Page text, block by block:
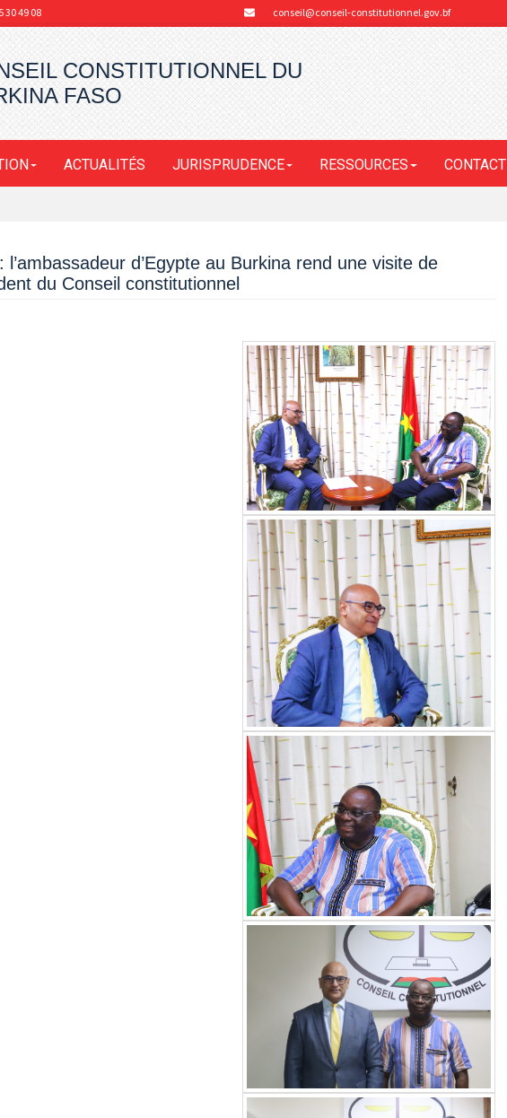
30 49 08 conseil@conseil-constitutionnel.gov.bf
CONSTITUTIONNEL DU
FASO
ACTUALITÉS JURISPRUDENCE RESSOURCES
CONTACT
l’ambassadeur d’Egypte au Burkina rend une visite de
du Conseil constitutionnel